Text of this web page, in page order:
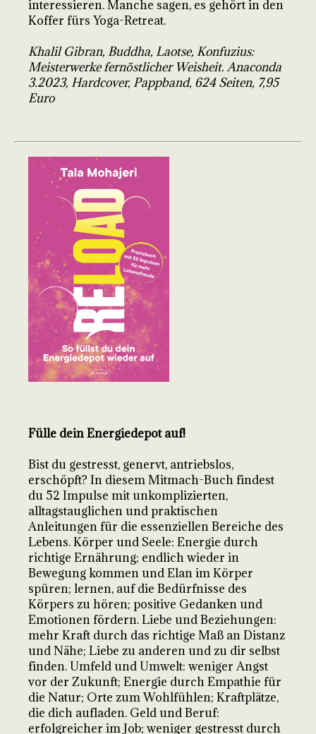
interessieren. Manche sagen, es gehört in den
Koffer fürs Yoga-Retreat.
Khalil Gibran, Buddha, Laotse, Konfuzius:
Meisterwerke fernöstlicher Weisheit. Anaconda
3.2023, Hardcover, Pappband, 624 Seiten, 7,95
Euro
Fülle dein Energiedepot auf!
Bist du gestresst, genervt, antriebslos,
erschöpft? In diesem Mitmach-Buch findest
du 52 Impulse mit unkomplizierten,
alltagstauglichen und praktischen
Anleitungen für die essenziellen Bereiche des
Lebens. Körper und Seele: Energie durch
richtige Ernährung; endlich wieder in
Bewegung kommen und Elan im Körper
spüren; lernen, auf die Bedürfnisse des
Körpers zu hören; positive Gedanken und
Emotionen fördern. Liebe und Beziehungen:
mehr Kraft durch das richtige Maß an Distanz
und Nähe; Liebe zu anderen und zu dir selbst
finden. Umfeld und Umwelt: weniger Angst
vor der Zukunft; Energie durch Empathie für
die Natur; Orte zum Wohlfühlen; Kraftplätze,
die dich aufladen. Geld und Beruf:
erfolgreicher im Job; weniger gestresst durch